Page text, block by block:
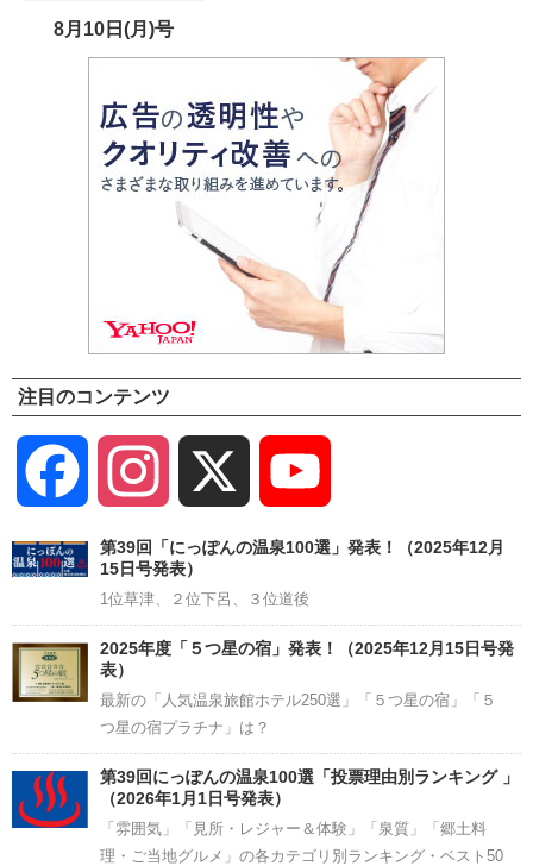
8月10日(月)号
注目のコンテンツ
Facebook Instagram
Channel
第39回「にっぽんの温泉100選」発表！（2025年12月
15日号発表）
1位草津、２位下呂、３位道後
2025年度「５つ星の宿」発表！（2025年12月15日号発
表）
最新の「人気温泉旅館ホテル250選」「５つ星の宿」「５
つ星の宿プラチナ」は？
第39回にっぽんの温泉100選「投票理由別ランキング 」
（2026年1月1日号発表）
「雰囲気」「見所・レジャー＆体験」「泉質」「郷土料
理・ご当地グルメ」の各カテゴリ別ランキング・ベスト50